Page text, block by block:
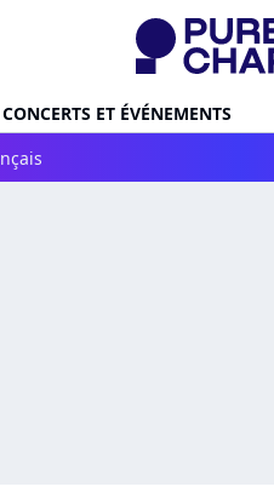
CONCERTS ET ÉVÉNEMENTS